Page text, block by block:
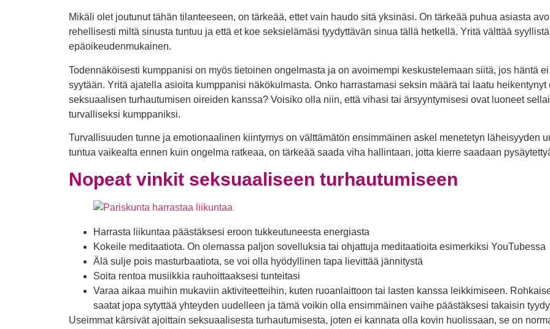
Mikäli olet joutunut tähän tilanteeseen, on tärkeää, ettet vain haudo sitä yksinäsi. On tärkeää puhua asiasta
rehellisesti miltä sinusta tuntuu ja että et koe seksielämäsi tyydyttävän sinua tällä hetkellä. Yritä välttää
epäoikeudenmukainen.
Todennäköisesti kumppanisi on myös tietoinen ongelmasta ja on avoimempi keskustelemaan siitä, jos häntä
syytään. Yritä ajatella asioita kumppanisi näkökulmasta. Onko harrastamasi seksin määrä tai laatu
seksuaalisen turhautumisen oireiden kanssa? Voisiko olla niin, että vihasi tai ärsyyntymisesi ovat luoneet
turvalliseksi kumppaniksi.
Turvallisuuden tunne ja emotionaalinen kiintymys on välttämätön ensimmäinen askel menetetyn läheisyyden
tuntua vaikealta ennen kuin ongelma ratkeaa, on tärkeää saada viha hallintaan, jotta kierre saadaan
Nopeat vinkit seksuaaliseen turhautumiseen
Harrasta liikuntaa päästäksesi eroon tukkeutuneesta energiasta
Kokeile meditaatiota. On olemassa paljon sovelluksia tai ohjattuja meditaatioita esimerkiksi YouTubessa
Älä sulje pois masturbaatiota, se voi olla hyödyllinen tapa lievittää jännitystä
Soita rentoa musiikkia rauhoittaaksesi tunteitasi
Varaa aikaa muihin mukaviin aktiviteetteihin, kuten ruoanlaittoon tai lasten kanssa leikkimiseen.
saatat jopa sytyttää yhteyden uudelleen ja tämä voikin olla ensimmäinen vaihe päästäksesi takaisin
Useimmat kärsivät ajoittain seksuaalisesta turhautumisesta, joten ei kannata olla kovin huolissaan, se on